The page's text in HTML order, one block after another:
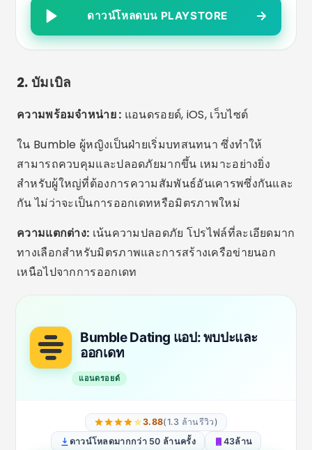
ดาวน์โหลดบน PLAYSTORE
3. อีฮาร์โมนี่
แอนดรอยด์, iOS, เว็บไซต์
เหมาะสำหรับผู้ที่กำลังมองหาความสัมพันธ์ที่จริงจังหรือ
การแต่งงาน แพลตฟอร์มมีแบบสอบถามความเข้ากันได้
ความแตกต่าง:ตัวกรองขั้นสูง ผู้ใช้ที่เป็นผู้ใหญ่มากขึ้น มุ่ง
เน้นการมีส่วนร่วมอย่างเต็มที่
eharmony การออกเดทและความ
รักที่แท้จริง